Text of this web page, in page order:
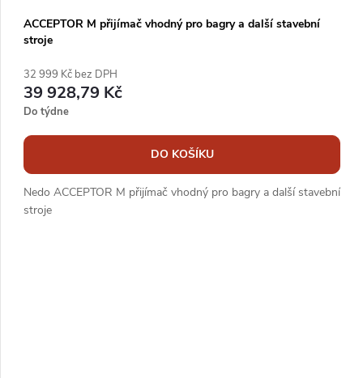
ACCEPTOR M přijímač vhodný pro bagry a další stavební
stroje
32 999 Kč bez DPH
39 928,79 Kč
Do týdne
DO KOŠÍKU
Nedo ACCEPTOR M přijímač vhodný pro bagry a další stavební
stroje